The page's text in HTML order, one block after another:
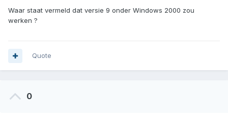
Waar staat vermeld dat versie 9 onder Windows 2000 zou
werken ?
Quote
0